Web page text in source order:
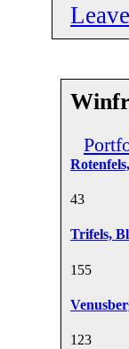
43
Trifels,
155
123